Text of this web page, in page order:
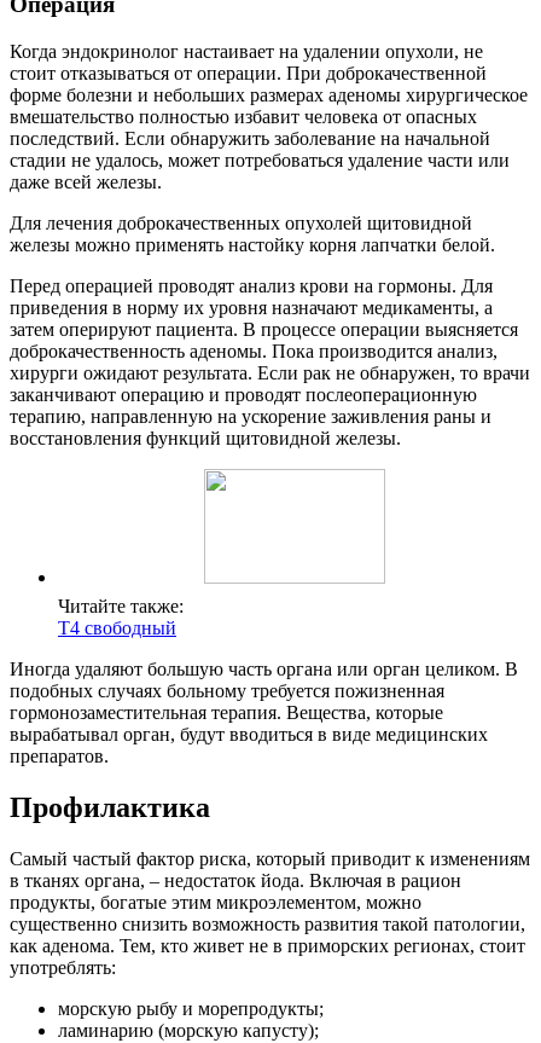
Когда эндокринолог настаивает на удалении опухоли, не
стоит отказываться от операции. При доброкачественной
форме болезни и небольших размерах аденомы хирургическое
вмешательство полностью избавит человека от опасных
последствий. Если обнаружить заболевание на начальной
стадии не удалось, может потребоваться удаление части или
даже всей железы.
Для лечения доброкачественных опухолей щитовидной
железы можно применять настойку корня лапчатки белой.
Перед операцией проводят анализ крови на гормоны. Для
приведения в норму их уровня назначают медикаменты, а
затем оперируют пациента. В процессе операции выясняется
доброкачественность аденомы. Пока производится анализ,
хирурги ожидают результата. Если рак не обнаружен, то врачи
заканчивают операцию и проводят послеоперационную
терапию, направленную на ускорение заживления раны и
восстановления функций щитовидной железы.
Читайте также:
Т4 свободный
Иногда удаляют большую часть органа или орган целиком. В
подобных случаях больному требуется пожизненная
гормонозаместительная терапия. Вещества, которые
вырабатывал орган, будут вводиться в виде медицинских
препаратов.
Профилактика
Самый частый фактор риска, который приводит к изменениям
в тканях органа, – недостаток йода. Включая в рацион
продукты, богатые этим микроэлементом, можно
существенно снизить возможность развития такой патологии,
как аденома. Тем, кто живет не в приморских регионах, стоит
употреблять:
морскую рыбу и морепродукты;
ламинарию (морскую капусту);